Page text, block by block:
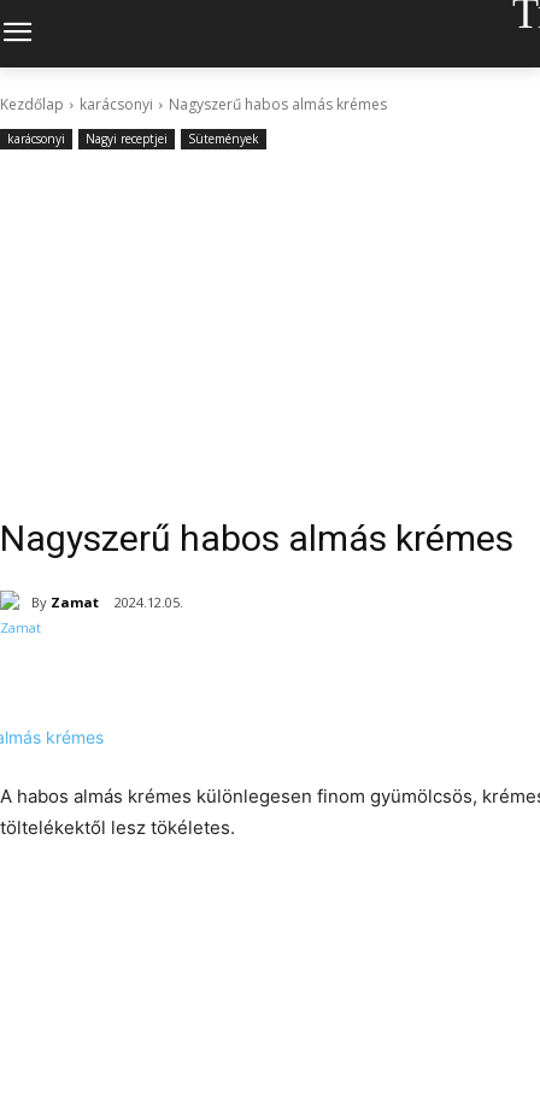
Kezdőlap karácsonyi Nagyszerű habos almás krémes
karácsonyi Nagyi receptjei Sütemények
Nagyszerű habos almás krémes
By Zamat 2024.12.05.
A habos almás krémes különlegesen finom gyümölcsös,
töltelékektől lesz tökéletes.